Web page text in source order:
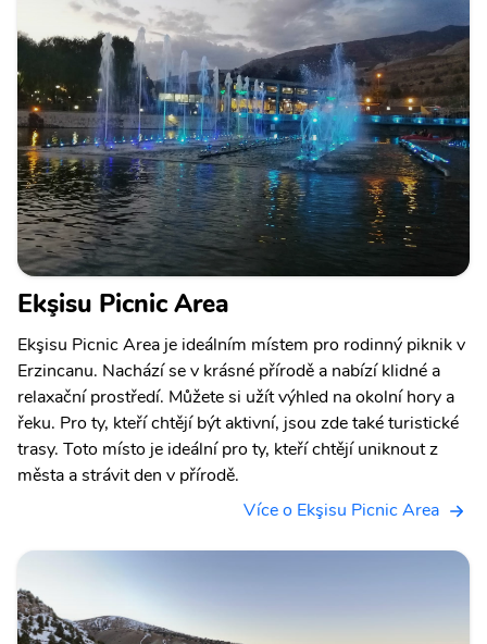
Ekşisu Picnic Area
Ekşisu Picnic Area je ideálním místem pro rodinný piknik v
Erzincanu. Nachází se v krásné přírodě a nabízí klidné a
relaxační prostředí. Můžete si užít výhled na okolní hory a
řeku. Pro ty, kteří chtějí být aktivní, jsou zde také turistické
trasy. Toto místo je ideální pro ty, kteří chtějí uniknout z
města a strávit den v přírodě.
Více o Ekşisu Picnic Area